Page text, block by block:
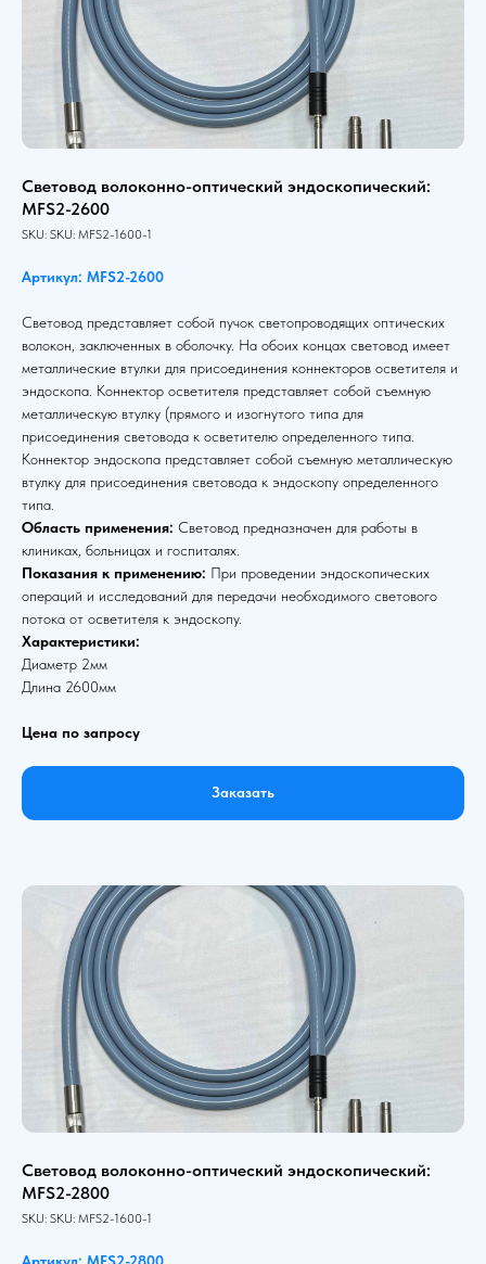
Световод волоконно-оптический эндоскопический:
MFS2-2600
SKU: SKU: MFS2-1600-1
Артикул: MFS2-2600
Световод представляет собой пучок светопроводящих оптических
волокон, заключенных в оболочку. На обоих концах световод имеет
металлические втулки для присоединения коннекторов осветителя и
эндоскопа. Коннектор осветителя представляет собой съемную
металлическую втулку (прямого и изогнутого типа для
присоединения световода к осветителю определенного типа.
Коннектор эндоскопа представляет собой съемную металлическую
втулку для присоединения световода к эндоскопу определенного
типа.
Область применения: Световод предназначен для работы в
клиниках, больницах и госпиталях.
Показания к применению: При проведении эндоскопических
операций и исследований для передачи необходимого светового
потока от осветителя к эндоскопу.
Характеристики:
Диаметр 2мм
Длина 2600мм
Цена по запросу
Заказать
Световод волоконно-оптический эндоскопический:
MFS2-2800
SKU: SKU: MFS2-1600-1
Артикул: MFS2-2800